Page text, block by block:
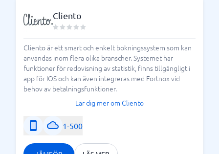
Cliento
Cliento är ett smart och enkelt bokningssystem som kan
användas inom flera olika branscher. Systemet har
funktioner för redovisning av statistik, finns tillgängligt i
app för IOS och kan även integreras med Fortnox vid
behov av betalningsfunktioner.
Lär dig mer om Cliento
1-500